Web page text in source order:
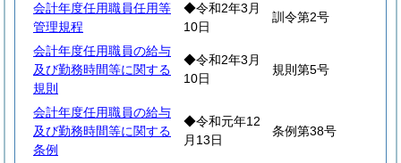
会計年度任用職員任用等
管理規程
◆令和2年3月
10日
訓令第2号
会計年度任用職員の給与
及び勤務時間等に関する
規則
◆令和2年3月
10日
規則第5号
会計年度任用職員の給与
及び勤務時間等に関する
条例
◆令和元年12
月13日
条例第38号